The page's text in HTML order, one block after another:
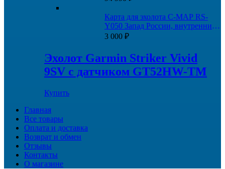
Карта для эхолота C-MAP RS-
Y050 Запад России, внутренние
пути
3 000 ₽
Эхолот Garmin Striker Vivid
9SV с датчиком GT52HW-TM
Купить
Главная
Все товары
Оплата и доставка
Возврат и обмен
Отзывы
Контакты
О магазине